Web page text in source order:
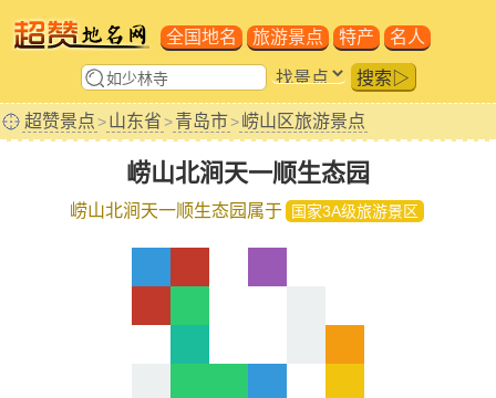
全国地名 旅游景点 特产 名人
搜索▷
超赞景点>山东省>青岛市>崂山区旅游景点
崂山北涧天一顺生态园
崂山北涧天一顺生态园属于 国家3A级旅游景区